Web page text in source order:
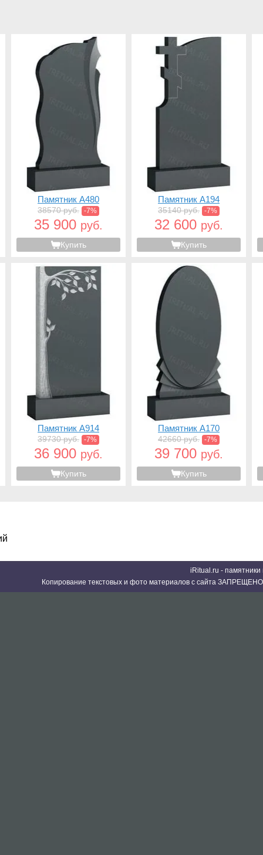
Памятник A480
38570 руб. -7%
35 900 руб.
Купить
Памятник A194
35140 руб. -7%
32 600 руб.
Купить
Памятник A914
39730 руб. -7%
36 900 руб.
Купить
Памятник A170
42660 руб. -7%
39 700 руб.
Купить
iRitual.ru -
Копирование текстовых и фото материалов с сайта